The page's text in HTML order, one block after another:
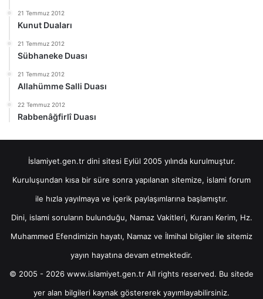
21 Temmuz 2012
Kunut Duaları
21 Temmuz 2012
Sübhaneke Duası
21 Temmuz 2012
Allahümme Salli Duası
22 Temmuz 2012
Rabbenâğfirlî Duası
İslamiyet.gen.tr dini sitesi Eylül 2005 yılında kurulmuştur.
Kuruluşundan kısa bir süre sonra yapılanan sitemize, islami forum
ile hızla yayılmaya ve içerik paylaşımlarına başlamıştır.
Dini, islami soruların bulunduğu, Namaz Vakitleri, Kuranı Kerim, Hz.
Muhammed Efendimizin hayatı, Namaz ve İlmihal bilgiler ile sitemiz
yayın hayatına devam etmektedir.
© 2005 - 2026 www.islamiyet.gen.tr All rights reserved. Bu sitede
yer alan bilgileri kaynak göstererek yayımlayabilirsiniz.